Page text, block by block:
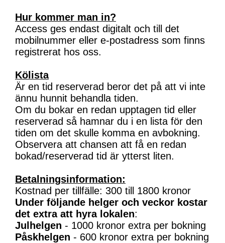
Hur kommer man in?
Access ges endast digitalt och till det
mobilnummer eller e-postadress som finns
registrerat hos oss.
Kölista
Är en tid reserverad beror det på att vi inte
ännu hunnit behandla tiden.
Om du bokar en redan upptagen tid eller
reserverad så hamnar du i en lista för den
tiden om det skulle komma en avbokning.
Observera att chansen att få en redan
bokad/reserverad tid är ytterst liten.
Betalningsinformation:
Kostnad per tillfälle: 300 till 1800 kronor
Under följande helger och veckor kostar
det extra att hyra lokalen:
Julhelgen - 1000 kronor extra per bokning
Påskhelgen - 600 kronor extra per bokning